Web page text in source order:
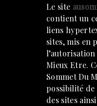
Le site
contient un
liens
sites, mis en
l’autorisation
Mieux Etre.
Sommet Du
possibilité
des sites